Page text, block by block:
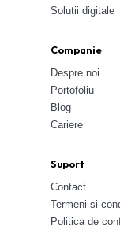
Solutii digitale
Companie
Despre noi
Portofoliu
Blog
Cariere
Suport
Contact
Termeni si
Politica de